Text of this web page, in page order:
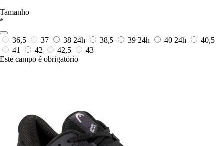
Tamanho
*
36,5 37 38 24h 38,5 39 24h 40 24h
40,5
41
42 42,5
43
Este campo é obrigatório